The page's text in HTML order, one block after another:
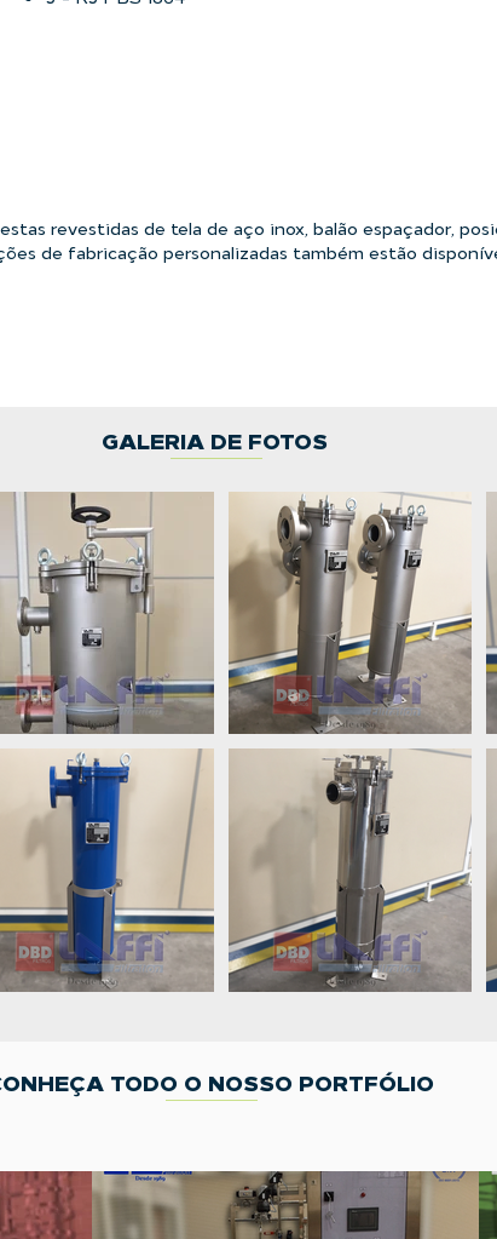
revestidas de tela de aço inox, balão espaçador,
de fabricação personalizadas também estão
GALERIA DE FOTOS
TODO O NOSSO PORTFÓLIO